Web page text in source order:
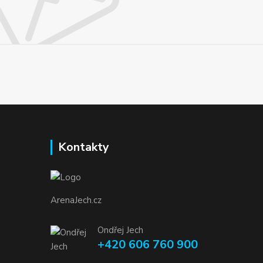
Kontakty
ArenaJech.cz
Ondřej Jech
+420 606 760 900